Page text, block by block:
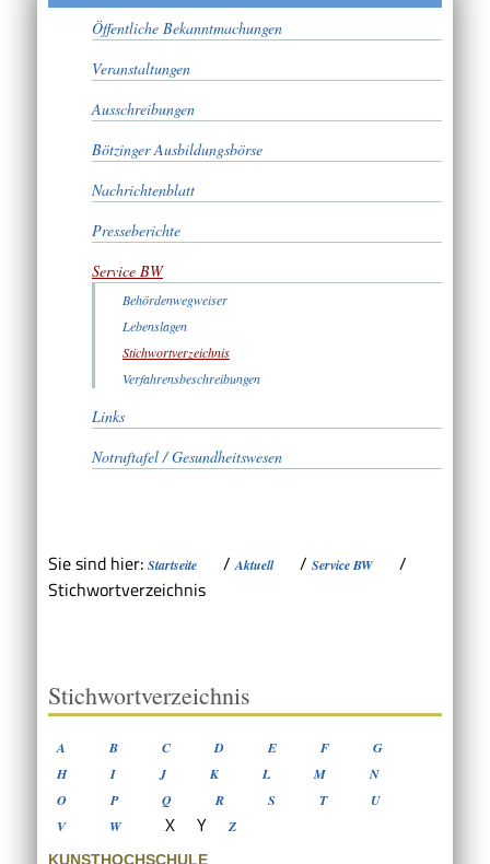
Öffentliche Bekanntmachungen
Veranstaltungen
Ausschreibungen
Bötzinger Ausbildungsbörse
Nachrichtenblatt
Presseberichte
Service BW
Behördenwegweiser
Lebenslagen
Stichwortverzeichnis
Verfahrensbeschreibungen
Links
Notruftafel / Gesundheitswesen
Sie sind hier: Startseite /Aktuell / Service BW
/
Stichwortverzeichnis
Stichwortverzeichnis
A B C D E F
G
H
I J K L M
N
O
P Q R S T
U
V
W X Y Z
KUNSTHOCHSCHULE